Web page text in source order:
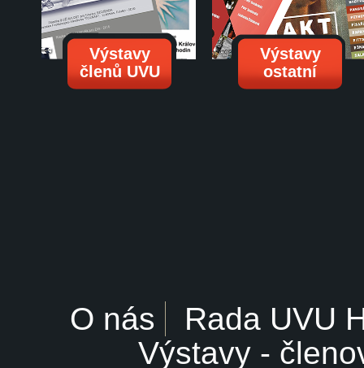
Výstavy
členů UVU
Výstavy
ostatní
O nás
Rada UVU
Výstavy -